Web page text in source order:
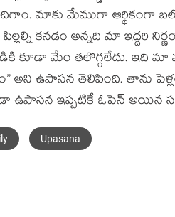
మాకు మేముగా ఆర్థికంగా
క‌న‌డం అన్న‌ది మా
కూడా మేం త‌లొగ్గ‌లేదు.
అని ఉపాస‌న తెలిపింది.
ఉపాస‌న ఇప్ప‌టికే ఓపెన్ అయిన
Upasana